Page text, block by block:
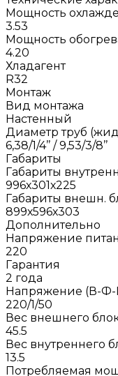
Мощность
3.53
Мощность
4.20
Хладагент
R32
Монтаж
Вид монтажа
Настенный
Диаметр труб
6,38/1/4’’ / 9,53/3/8’’
Габариты
Габариты
996х301х225
Габариты внешн.
899х596х303
Дополнительно
Напряжение
220
Гарантия
2 года
Напряжение (В-Ф-
220/1/50
Вес внешнего
45.5
Вес внутреннего
13.5
Потребляемая